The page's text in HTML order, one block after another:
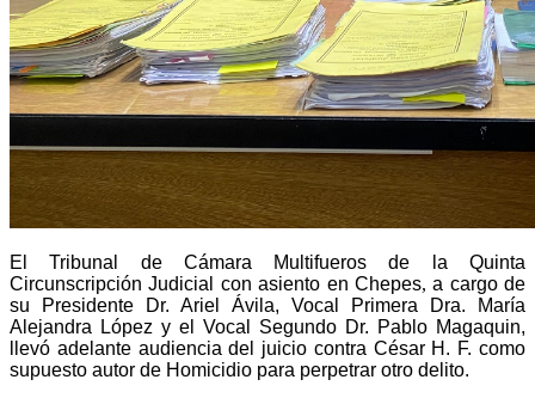
El Tribunal de Cámara Multifueros de la Quinta
Circunscripción Judicial con asiento en Chepes, a cargo de
su Presidente Dr. Ariel Ávila, Vocal Primera Dra. María
Alejandra López y el Vocal Segundo Dr. Pablo Magaquin,
llevó adelante audiencia del juicio contra César H. F. como
supuesto autor de Homicidio para perpetrar otro delito.